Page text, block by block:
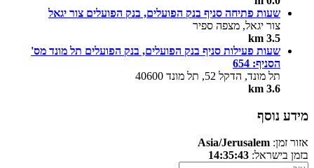
שעות פתיחה סניף בנק הפועלים, בנק הפועלים צור יגאל
צור יגאל, מצפה ספיר
3.5 km
שעות פעילות סניף בנק הפועלים, בנק הפועלים תל מונד מס'
הסניף: 654
תל מונד, הדקל 52, תל מונד 40600
3.6 km
מידע נוסף
אזור זמן: Asia/Jerusalem
בזמן בישראל: 14:35:43